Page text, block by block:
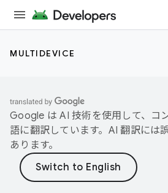
MULTIDEVICE
Google は AI 技術を使用して、コ
語に翻訳しています。AI 翻訳には
あります。